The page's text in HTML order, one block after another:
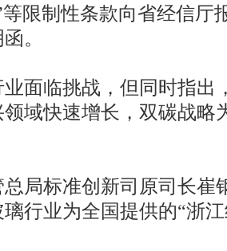
限制性条款向省经信厅
。
面临挑战，但同时指出
域快速增长，双碳战略
局标准创新司原司长崔
行业为全国提供的“浙